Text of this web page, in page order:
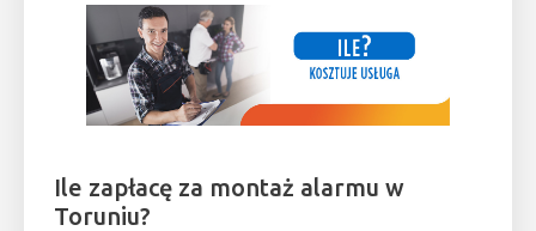
Ile zapłacę za montaż alarmu w
Toruniu?